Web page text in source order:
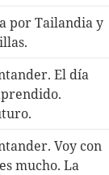
por Tailandia y
El día
Voy con
mucho. La